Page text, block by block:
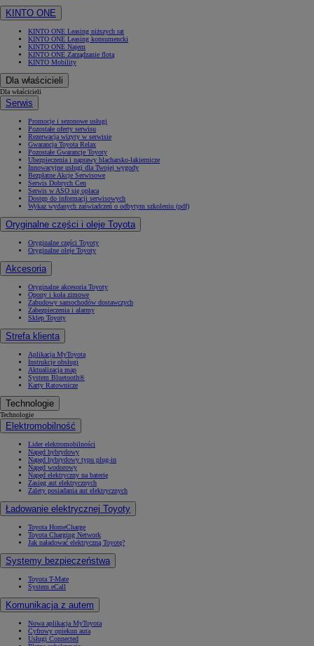
KINTO ONE
KINTO ONE Leasing niższych rat
KINTO ONE Leasing konsumencki
KINTO ONE Najem
KINTO ONE Zarządzanie flotą
KINTO Mobility
Dla właścicieli
Dla właścicieli
Serwis
Promocje i sezonowe usługi
Pozostałe oferty serwisu
Rezerwacja wizyty w serwisie
Gwarancja Toyota Relax
Pozostałe Gwarancje Toyoty
Ubezpieczenia i naprawy blacharsko-lakiernicze
Innowacyjne usługi dla Twojej wygody
Bezpłatne Akcje Serwisowe
Serwis Dobrych Cen
Serwis w ASO się opłaca
Dostęp do informacji serwisowych
Wykaz wydanych zaświadczeń o odbytym szkoleniu (pdf)
Oryginalne części i oleje Toyota
Oryginalne części Toyoty
Oryginalne oleje Toyoty
Akcesoria
Oryginalne akcesoria Toyoty
Opony i koła zimowe
Zabudowy samochodów dostawczych
Zabezpieczenia i alarmy
Sklep Toyoty
Strefa klienta
Aplikacja MyToyota
Instrukcje obsługi
Aktualizacja map
System Bluetooth®
Karty Ratownicze
Technologie
Technologie
Elektromobilność
Lider elektromobilności
Napęd hybrydowy
Napęd hybrydowy typu plug-in
Napęd wodorowy
Napęd elektryczny na baterię
Zasięg aut elektrycznych
Zalety posiadania aut elektrycznych
Ładowanie elektrycznej Toyoty
Toyota HomeCharge
Toyota Charging Network
Jak naładować elektryczną Toyotę?
Systemy bezpieczeństwa
Toyota T-Mate
System eCall
Komunikacja z autem
Nowa aplikacja MyToyota
Cyfrowy opiekun auta
Usługi Connected